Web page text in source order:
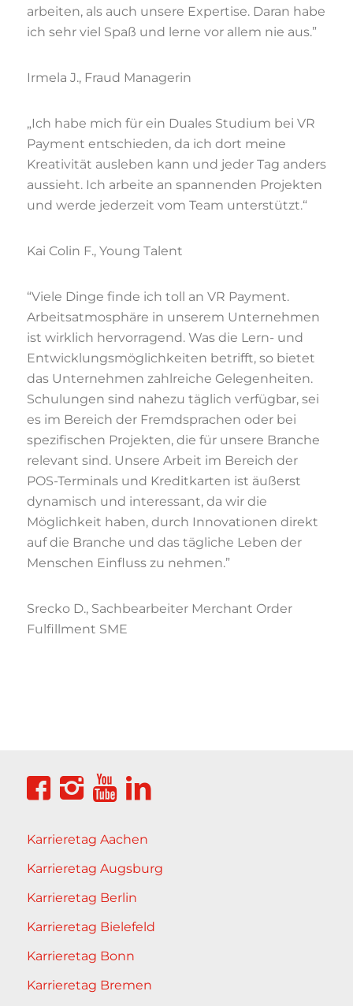
arbeiten, als auch unsere Expertise. Daran habe
ich sehr viel Spaß und lerne vor allem nie aus.”
Irmela J., Fraud Managerin
„Ich habe mich für ein Duales Studium bei VR
Payment entschieden, da ich dort meine
Kreativität ausleben kann und jeder Tag anders
aussieht. Ich arbeite an spannenden Projekten
und werde jederzeit vom Team unterstützt.“
Kai Colin F., Young Talent
“Viele Dinge finde ich toll an VR Payment.
Arbeitsatmosphäre in unserem Unternehmen
ist wirklich hervorragend. Was die Lern- und
Entwicklungsmöglichkeiten betrifft, so bietet
das Unternehmen zahlreiche Gelegenheiten.
Schulungen sind nahezu täglich verfügbar, sei
es im Bereich der Fremdsprachen oder bei
spezifischen Projekten, die für unsere Branche
relevant sind. Unsere Arbeit im Bereich der
POS-Terminals und Kreditkarten ist äußerst
dynamisch und interessant, da wir die
Möglichkeit haben, durch Innovationen direkt
auf die Branche und das tägliche Leben der
Menschen Einfluss zu nehmen.”
Srecko D., Sachbearbeiter Merchant Order
Fulfillment SME
Karrieretag Aachen
Karrieretag Augsburg
Karrieretag Berlin
Karrieretag Bielefeld
Karrieretag Bonn
Karrieretag Bremen